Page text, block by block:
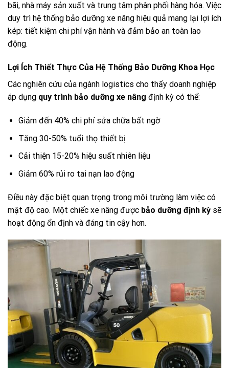
bãi, nhà máy sản xuất và trung tâm phân phối hàng hóa. Việc
duy trì hệ thống bảo dưỡng xe nâng hiệu quả mang lại lợi ích
kép: tiết kiệm chi phí vận hành và đảm bảo an toàn lao
động.
Lợi Ích Thiết Thực Của Hệ Thống Bảo Dưỡng Khoa Học
Các nghiên cứu của ngành logistics cho thấy doanh nghiệp
áp dụng quy trình bảo dưỡng xe nâng định kỳ có thể:
Giảm đến 40% chi phí sửa chữa bất ngờ
Tăng 30-50% tuổi thọ thiết bị
Cải thiện 15-20% hiệu suất nhiên liệu
Giảm 60% rủi ro tai nạn lao động
Điều này đặc biệt quan trọng trong môi trường làm việc có
mật độ cao. Một chiếc xe nâng được bảo dưỡng định kỳ sẽ
hoạt động ổn định và đáng tin cậy hơn.